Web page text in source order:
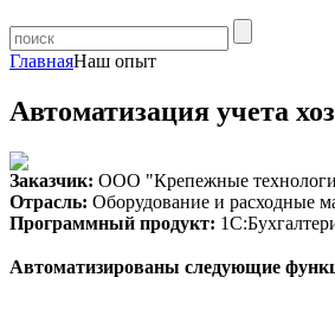
ГлавнаяНаш опыт
Автоматизация учета
Заказчик: ООО "Крепежные
Отрасль: Оборудование и расходные
Программный продукт:
Автоматизированы следующие